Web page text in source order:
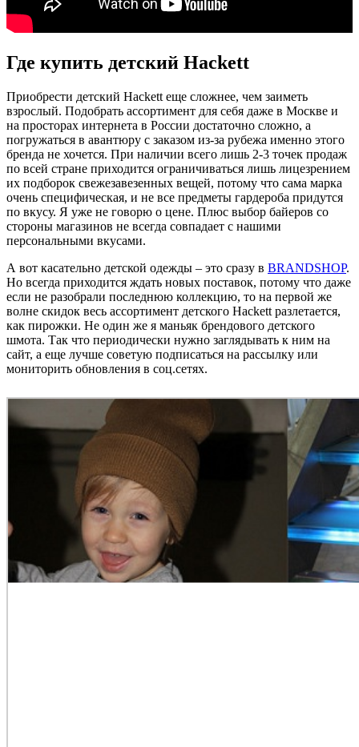
Где купить детский Hackett
Приобрести детский Hackett еще сложнее, чем заиметь
взрослый. Подобрать ассортимент для себя даже в Москве и
на просторах интернета в России достаточно сложно, а
погружаться в авантюру с заказом из-за рубежа именно этого
бренда не хочется. При наличии всего лишь 2-3 точек продаж
по всей стране приходится ограничиваться лишь лицезрением
их подборок свежезавезенных вещей, потому что сама марка
очень специфическая, и не все предметы гардероба придутся
по вкусу. Я уже не говорю о цене. Плюс выбор байеров со
стороны магазинов не всегда совпадает с нашими
персональными вкусами.
А вот касательно детской одежды – это сразу в BRANDSHOP.
Но всегда приходится ждать новых поставок, потому что даже
если не разобрали последнюю коллекцию, то на первой же
волне скидок весь ассортимент детского Hackett разлетается,
как пирожки. Не один же я маньяк брендового детского
шмота. Так что периодически нужно заглядывать к ним на
сайт, а еще лучше советую подписаться на рассылку или
мониторить обновления в соц.сетях.